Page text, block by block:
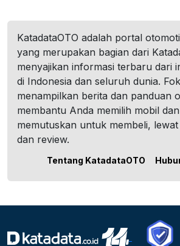
KatadataOTO adalah portal
yang merupakan bagian dari
menyajikan informasi terbaru dari
di Indonesia dan seluruh dunia.
menampilkan berita dan panduan
membantu Anda memilih mobil
memutuskan untuk membeli,
dan review.
Tentang KatadataOTO